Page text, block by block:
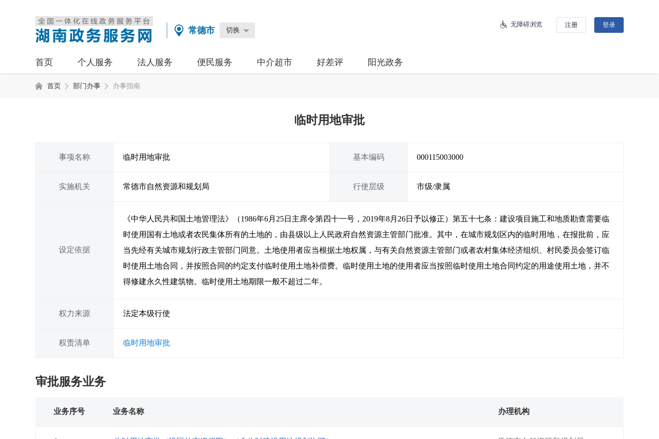
常德市 切换
无障碍浏览 注册 登录
首页 个人服务 法人服务 便民服务 中介超市 好差评 阳光政务
首页 部门办事 办事指南
临时用地审批
事项名称 临时用地审批 基本编码 000115003000
实施机关 常德市自然资源和规划局 行使层级 市级/隶属
设定依据
《中华人民共和国土地管理法》（1986年6月25日主席令第四十一号，2019年8月26日予以修正）第五十七条：建设项目施工和地质勘查需要临
时使用国有土地或者农民集体所有的土地的，由县级以上人民政府自然资源主管部门批准。其中，在城市规划区内的临时用地，在报批前，应
当先经有关城市规划行政主管部门同意。土地使用者应当根据土地权属，与有关自然资源主管部门或者农村集体经济组织、村民委员会签订临
时使用土地合同，并按照合同的约定支付临时使用土地补偿费。临时使用土地的使用者应当按照临时使用土地合同约定的用途使用土地，并不
得修建永久性建筑物。临时使用土地期限一般不超过二年。
权力来源 法定本级行使
权责清单 临时用地审批
审批服务业务
业务序号 业务名称 办理机构